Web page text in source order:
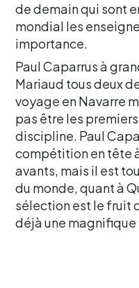
de demain qui sont
mondial les
importance.
Paul Caparrus à
Mariaud tous deux
voyage en Navarre
pas être les
discipline. Paul
compétition en tête
avants, mais il est
du monde, quant à
sélection est le fruit
déjà une